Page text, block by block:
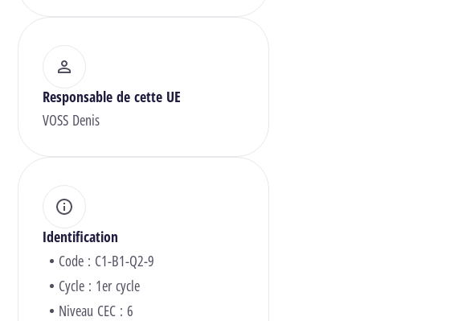
Responsable de cette UE
VOSS Denis
Identification
Code : C1-B1-Q2-9
Cycle : 1er cycle
Niveau CEC : 6